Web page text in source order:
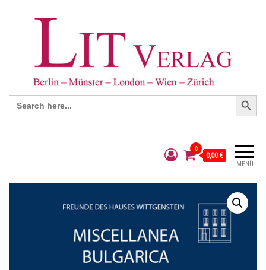
Search
for:
Search Button
MENÜ
0
0,00 €